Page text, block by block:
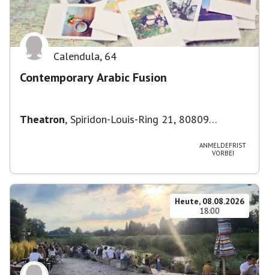
Calendula, 64
Contemporary Arabic Fusion
Theatron, Spiridon-Louis-Ring 21, 80809
ANMELDEFRIST
VORBEI
Heute, 08.08.2026
18:00